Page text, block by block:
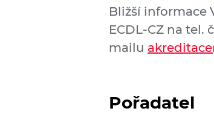
Bližší informace
ECDL-CZ na tel.
mailu
Pořadatel